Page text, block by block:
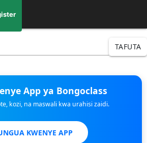
TAFUTA
App ya Bongoclass
kozi, na maswali kwa urahisi zaidi.
KWENYE APP